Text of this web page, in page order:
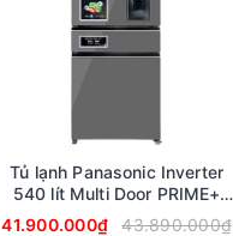
Tủ lạnh Panasonic Inverter
540 lít Multi Door PRIME+
Edition YW590YMMV
41.900.000₫ 43.890.000₫